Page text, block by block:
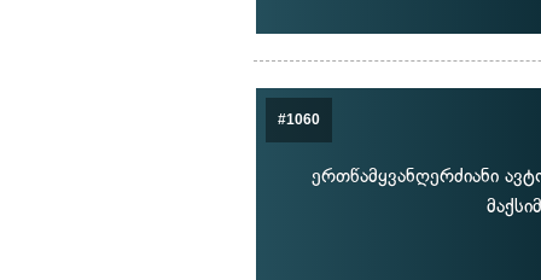
#1060
ერთწამყვანღერძიანი